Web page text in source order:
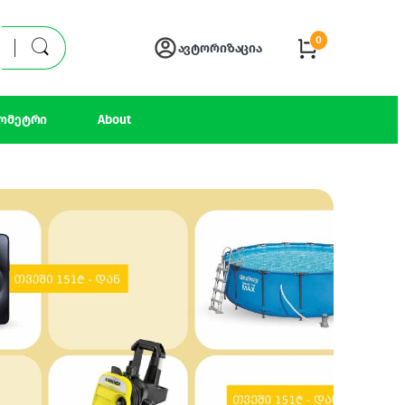
ავტორიზაცია
0
About